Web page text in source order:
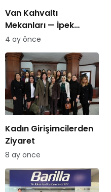
Van Kahvaltı
Mekanları — İpek
Yolu’nun Kalbinde,
Dünyaca Ünlü Bir
Lezzet Mirası
4 ay önce
Kadın Girişimcilerden
Ziyaret
8 ay önce